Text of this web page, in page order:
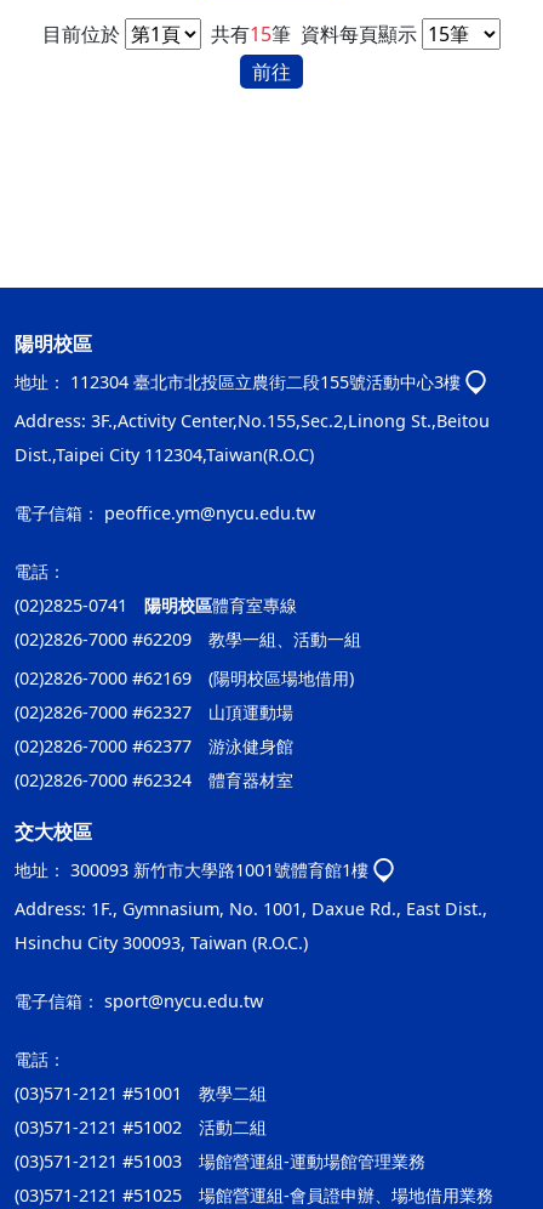
目前位於 共有15筆 資料每頁顯示
前往
陽明校區
地址： 112304 臺北市北投區立農街二段155號活動中心3樓
Address: 3F.,Activity Center,No.155,Sec.2,Linong St.,Beitou
Dist.,Taipei City 112304,Taiwan(R.O.C)
電子信箱： peoffice.ym@nycu.edu.tw
電話：
(02)2825-0741 陽明校區體育室專線
(02)2826-7000 #62209 教學一組、活動一組
(02)2826-7000 #62169 (陽明校區場地借用)
(02)2826-7000 #62327 山頂運動場
(02)2826-7000 #62377 游泳健身館
(02)2826-7000 #62324 體育器材室
交大校區
地址： 300093 新竹市大學路1001號體育館1樓
Address: 1F., Gymnasium, No. 1001, Daxue Rd., East Dist.,
Hsinchu City 300093, Taiwan (R.O.C.)
電子信箱： sport@nycu.edu.tw
電話：
(03)571-2121 #51001 教學二組
(03)571-2121 #51002 活動二組
(03)571-2121 #51003 場館營運組-運動場館管理業務
(03)571-2121 #51025 場館營運組-會員證申辦、場地借用業務